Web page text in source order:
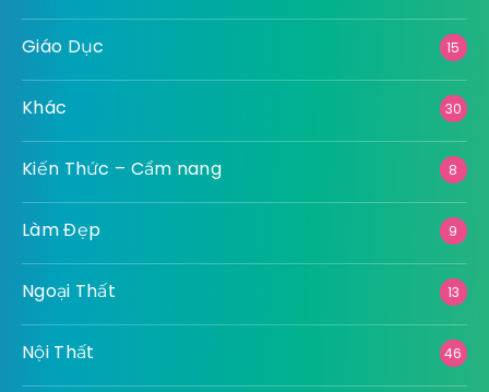
Giáo Dục 15
Khác 30
Kiến Thức – Cẩm nang 8
Làm Đẹp 9
Ngoại Thất 13
Nội Thất 46